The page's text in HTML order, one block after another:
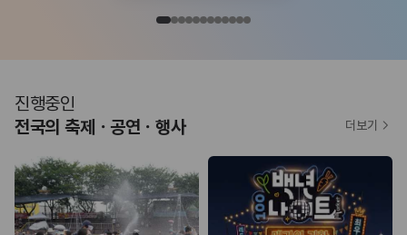
진행중인
전국의 축제ㆍ공연ㆍ행사
더보기